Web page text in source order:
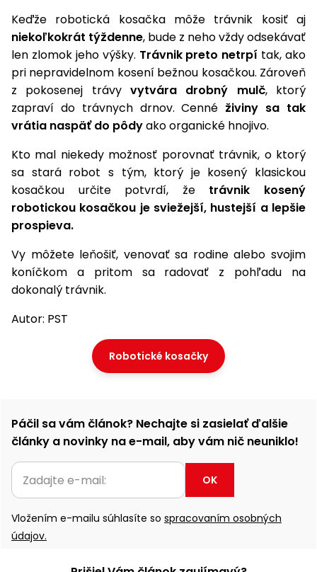
Keďže robotická kosačka môže trávnik kosiť aj
niekoľkokrát týždenne, bude z neho vždy odsekávať
len zlomok jeho výšky. Trávnik preto netrpí tak, ako
pri nepravidelnom kosení bežnou kosačkou. Zároveň
z pokosenej trávy vytvára drobný mulč, ktorý
zapraví do trávnych drnov. Cenné živiny sa tak
vrátia naspäť do pôdyako organické hnojivo.
Kto mal niekedy možnosť porovnať trávnik, o ktorý
sa stará robot s tým, ktorý je kosený klasickou
kosačkou určite potvrdí, že trávnik kosený
robotickou kosačkou je sviežejší, hustejší a lepšie
prospieva.
Vy môžete leňošiť, venovať sa rodine alebo svojim
koníčkom a pritom sa radovať z pohľadu na
dokonalý trávnik.
Autor: PST
Robotické kosačky
Páčil sa vám článok? Nechajte si zasielať ďalšie
články a novinky na e-mail, aby vám nič neuniklo!
OK
Vložením e-mailu súhlasíte so spracovaním osobných
údajov.